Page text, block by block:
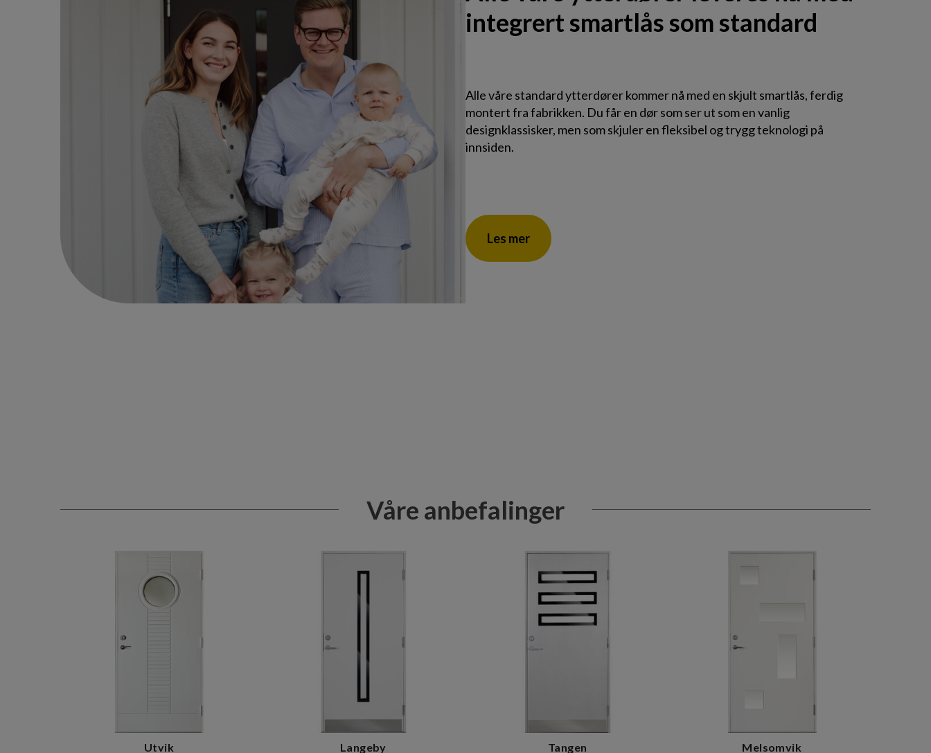
integrert smartlås som standard
Alle våre standard ytterdører kommer nå med en skjult smartlås, ferdig
montert fra fabrikken. Du får en dør som ser ut som en vanlig
designklassisker, men som skjuler en fleksibel og trygg teknologi på
innsiden.
Les mer
Våre anbefalinger
Utvik Langeby Tangen Melsomvik